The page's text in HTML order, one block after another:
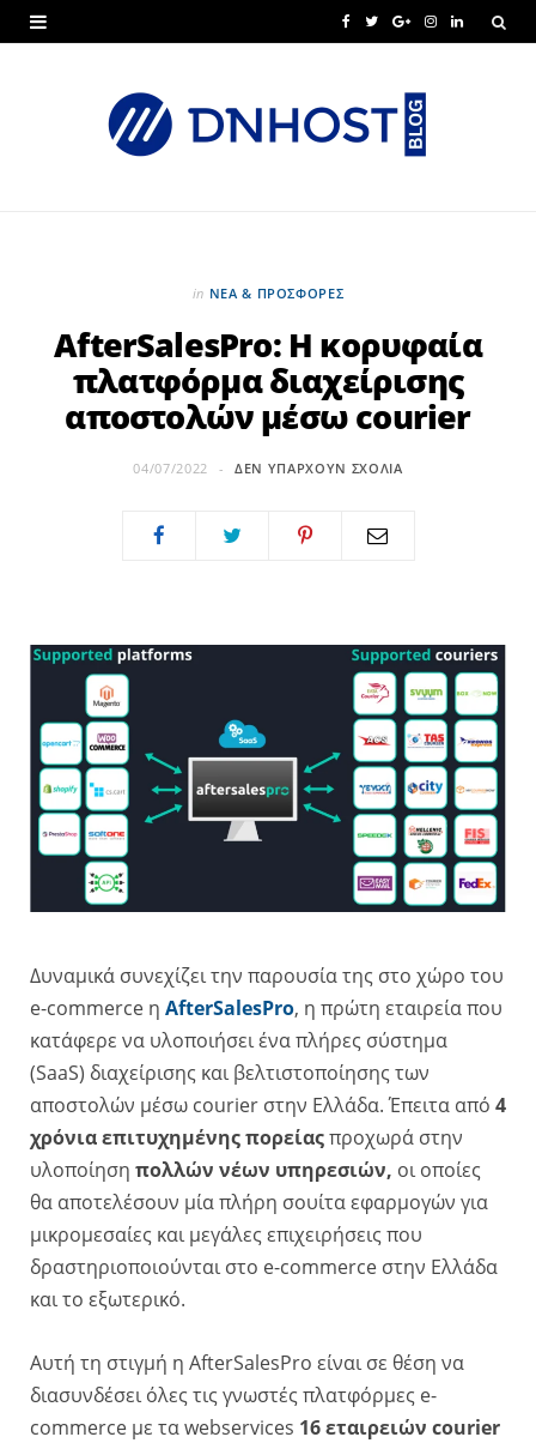
c
T
i
G
o
g
u
s
I L
in ΝΕΑ & ΠΡΟΣΦΟΡΕΣ
AfterSalesPro: Η κορυφαία
πλατφόρμα διαχείρισης
αποστολών μέσω courier
04/07/2022 ΔΕΝ ΥΠΆΡΧΟΥΝ ΣΧΌΛΙΑ
Δυναμικά συνεχίζει την παρουσία της στο χώρο του
e-commerce η AfterSalesPro, η πρώτη εταιρεία που
κατάφερε να υλοποιήσει ένα πλήρες σύστημα
(SaaS) διαχείρισης και βελτιστοποίησης των
αποστολών μέσω courier στην Ελλάδα. Έπειτα από 4
χρόνια επιτυχημένης πορείαςπροχωρά στην
υλοποίηση πολλών νέων υπηρεσιών, οι οποίες
θα αποτελέσουν μία πλήρη σουίτα εφαρμογών για
μικρομεσαίες και μεγάλες επιχειρήσεις που
δραστηριοποιούνται στο e-commerce στην Ελλάδα
και το εξωτερικό.
Αυτή τη στιγμή η AfterSalesPro είναι σε θέση να
διασυνδέσει όλες τις γνωστές πλατφόρμες e-
commerce με τα webservices 16 εταιρειών courier